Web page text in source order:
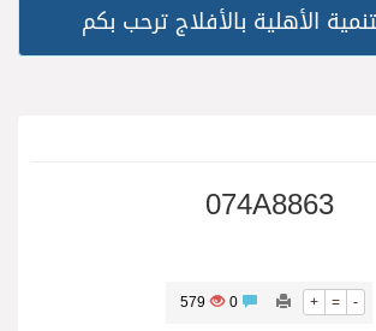
الأهلية بالأفلاج ترحب بكم
074A8863
+ = -
579